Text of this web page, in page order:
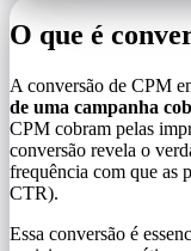
O que é
A conversão de CPM
de uma campanha
CPM cobram pelas
conversão revela o
frequência com que as
CTR).
Essa conversão é